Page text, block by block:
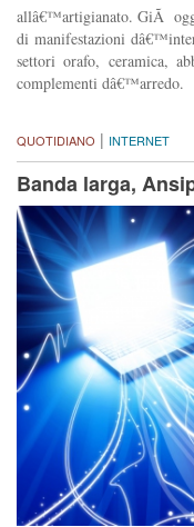
allâ€™artigianato. GiÃ
di manifestazioni
settori orafo, ceramica,
complementi dâ€™arredo.
QUOTIDIANO | INTERNET
Banda larga,